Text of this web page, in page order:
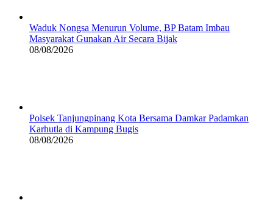
Waduk Nongsa Menurun Volume, BP Batam Imbau
Masyarakat Gunakan Air Secara Bijak
08/08/2026
Polsek Tanjungpinang Kota Bersama Damkar Padamkan
Karhutla di Kampung Bugis
08/08/2026